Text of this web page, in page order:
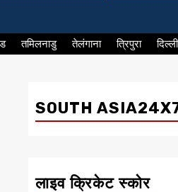
तमिलनाडु तेलंगाना त्रिपुरा दिल्ली
SOUTH
लाइव क्रिकेट स्कोर